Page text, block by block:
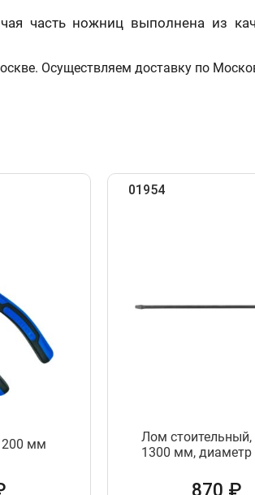
часть ножниц выполнена из
Осуществляем доставку по
200 мм
01954
Лом стоительный,
1300 мм,
870 ₽